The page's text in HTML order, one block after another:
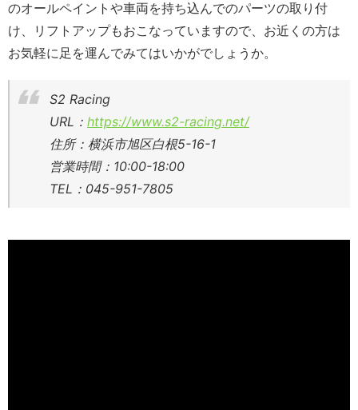
のオールペイントや車両を持ち込んでのパーツの取り付
け、リフトアップもおこなっていますので、お近くの方は
お気軽に足を運んでみてはいかがでしょうか。
S2 Racing
URL： https://www.s2-racing.net/
住所：横浜市旭区白根5-16-1
営業時間：10:00-18:00
TEL：045-951-7805